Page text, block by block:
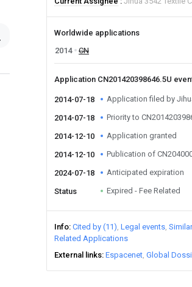
Worldwide applications
2014
CN
Application CN201420398646.5U
2014-07-18 Application filed by
2014-07-18 Priority to
2014-12-10 Application granted
2014-12-10 Publication of
2024-07-18 Anticipated expiration
Status Expired - Fee Related
Info Cited by (11) Legal events
Related Applications
External links Espacenet Global